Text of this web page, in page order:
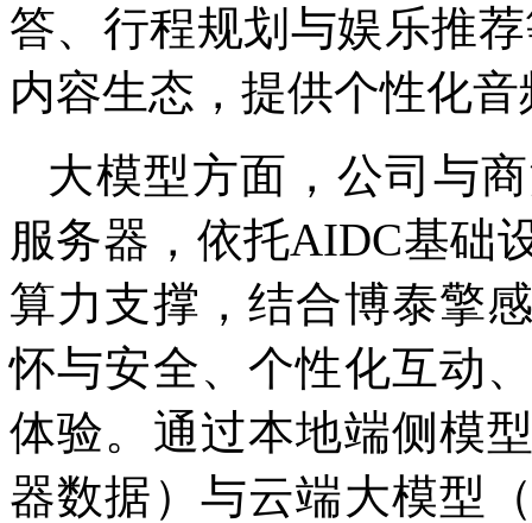
答、行程规划与娱乐推
内容生态，提供个性化
大模型方面，公司与
服务器，依托AIDC基础
算力支撑，结合博泰擎
怀与安全、个性化互动
体验。通过本地端侧模
器数据）与云端大模型